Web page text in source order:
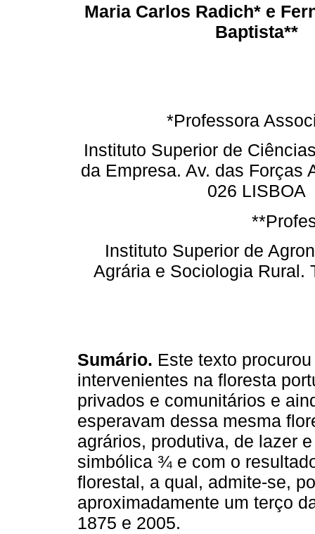
Maria Carlos Radich* e
Baptista**
*Professora
Instituto Superior de
da Empresa. Av. das Forças
026 LISBOA
Instituto Superior de
Agrária e Sociologia Rural.
Sumário. Este texto
intervenientes na floresta
privados e comunitários e
esperavam dessa mesma
agrários, produtiva, de lazer
simbólica ¾ e com o
florestal, a qual, admite-se,
aproximadamente um terço
1875 e 2005.